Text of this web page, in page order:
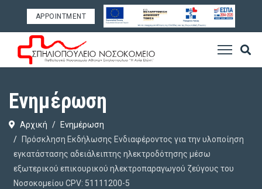
APPOINTMENT
Ενημέρωση
Αρχική
Ενημέρωση
Πρόσκληση Εκδήλωσης Ενδιαφέροντος για την υλοποίηση
εγκατάστασης αδειάλειπτης ηλεκτροδότησης μέσω
εξωτερικού επικουρικού ηλεκτροπαραγωγού ζεύγους του
Νοσοκομείου CPV: 51111200-5